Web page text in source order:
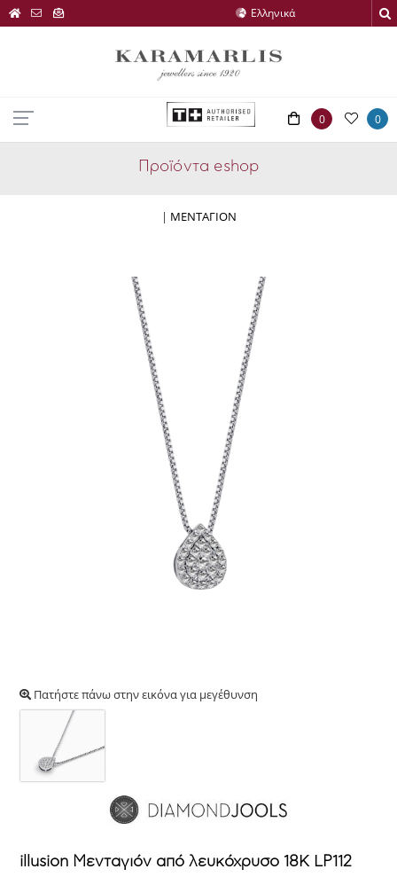
0 0
Προϊόντα eshop
| ΜΕΝΤΑΓΙΟΝ
Πατήστε πάνω στην εικόνα για μεγέθυνση
illusion Μενταγιόν από λευκόχρυσο 18Κ LP112